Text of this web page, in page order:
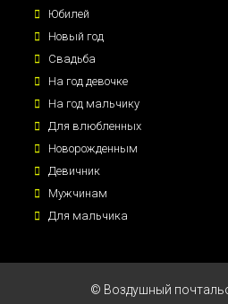
Юбилей
Новый год
Свадьба
На год девочке
На год мальчику
Для влюбленных
Новорожденным
Девичник
Мужчинам
Для мальчика
© Воздушный